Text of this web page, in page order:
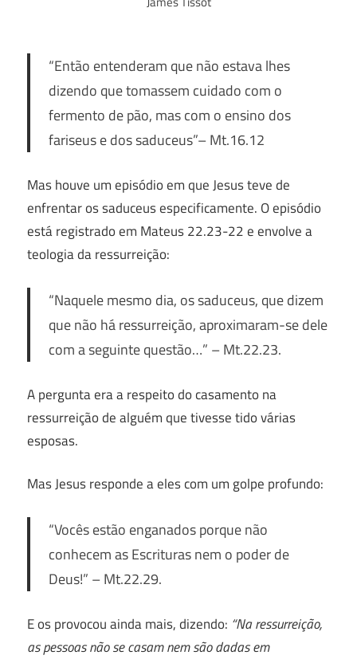
“Então entenderam que não estava lhes
dizendo que tomassem cuidado com o
fermento de pão, mas com o ensino dos
fariseus e dos saduceus”– Mt.16.12
Mas houve um episódio em que Jesus teve de
enfrentar os saduceus especificamente. O episódio
está registrado em Mateus 22.23-22 e envolve a
teologia da ressurreição:
“Naquele mesmo dia, os saduceus, que dizem
que não há ressurreição, aproximaram-se dele
com a seguinte questão…” – Mt.22.23.
A pergunta era a respeito do casamento na
ressurreição de alguém que tivesse tido várias
esposas.
Mas Jesus responde a eles com um golpe profundo:
“Vocês estão enganados porque não
conhecem as Escrituras nem o poder de
Deus!” – Mt.22.29.
E os provocou ainda mais, dizendo: “Na ressurreição,
as pessoas não se casam nem são dadas em